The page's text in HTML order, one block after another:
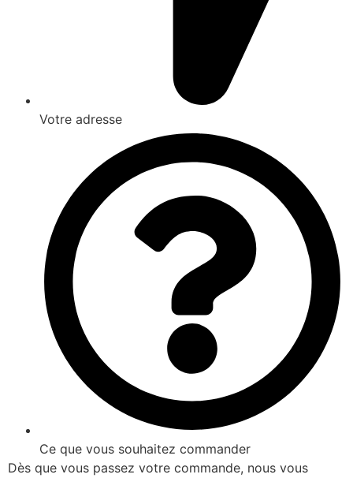
Votre adresse
Ce que vous souhaitez commander
Dès que vous passez votre commande, nous vous